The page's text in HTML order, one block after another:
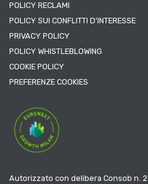
POLICY RECLAMI
POLICY SUI CONFLITTI D’INTERESSE
PRIVACY POLICY
POLICY WHISTLEBLOWING
COOKIE POLICY
PREFERENZE COOKIES
Autorizzato con delibera Consob n.